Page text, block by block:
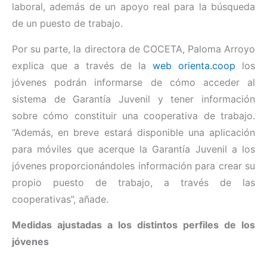
laboral, además de un apoyo real para la búsqueda
de un puesto de trabajo.
Por su parte, la directora de COCETA, Paloma Arroyo
explica que a través de la web orienta.coop los
jóvenes podrán informarse de cómo acceder al
sistema de Garantía Juvenil y tener información
sobre cómo constituir una cooperativa de trabajo.
“Además, en breve estará disponible una aplicación
para móviles que acerque la Garantía Juvenil a los
jóvenes proporcionándoles información para crear su
propio puesto de trabajo, a través de las
cooperativas”, añade.
Medidas ajustadas a los distintos perfiles de los
jóvenes